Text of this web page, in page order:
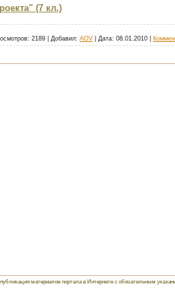
(7 кл.)
2189 Добавил: AOV Дата: 08.01.2010
материалов портала в Интернете с обязательным